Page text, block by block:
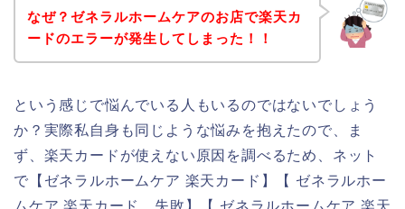
なぜ？ゼネラルホームケアのお店で楽天カ
ードのエラーが発生してしまった！！
という感じで悩んでいる人もいるのではないでしょう
か？実際私自身も同じような悩みを抱えたので、ま
ず、楽天カードが使えない原因を調べるため、ネット
で【ゼネラルホームケア 楽天カード】【 ゼネラルホー